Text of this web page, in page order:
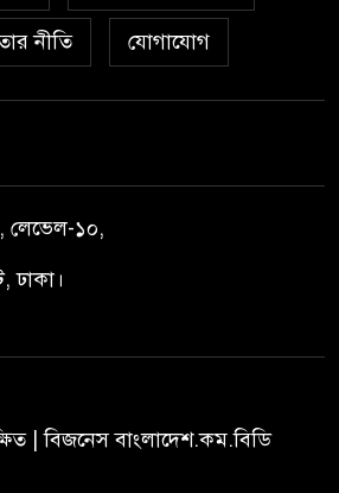
নীতি যোগাযোগ
লেভেল-১০,
ঢাকা।
| বিজনেস বাংলাদেশ.কম.বিডি